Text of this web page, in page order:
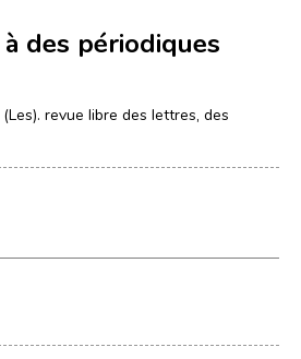
des périodiques
revue libre des lettres, des